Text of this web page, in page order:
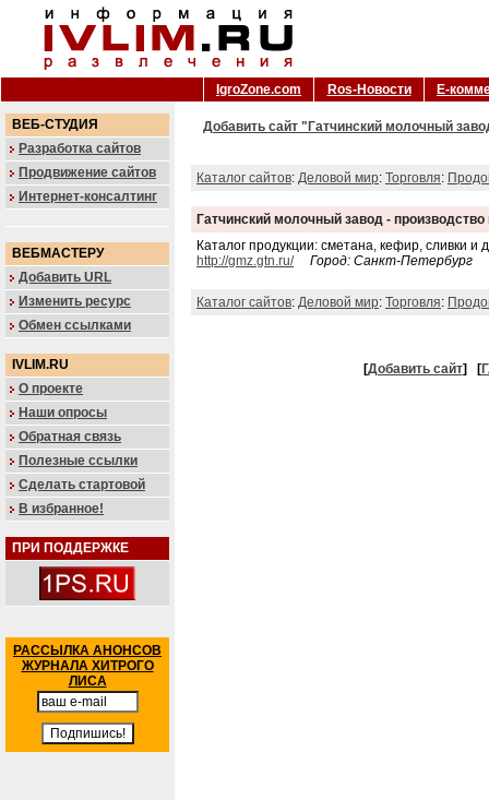
IgroZone.com Ros-Новости Е-
ВЕБ-СТУДИЯ
Разработка сайтов
Продвижение сайтов
Интернет-консалтинг
ВЕБМАСТЕРУ
Добавить URL
Изменить ресурс
Обмен ссылками
IVLIM.RU
О проекте
Наши опросы
Обратная связь
Полезные ссылки
Сделать стартовой
В избранное!
ПРИ ПОДДЕРЖКЕ
РАССЫЛКА АНОНСОВ
ЖУРНАЛА ХИТРОГО
ЛИСА
Добавить сайт "Гатчинский молочный
Каталог сайтов: Деловой мир: Торговля:
Гатчинский молочный завод -
Каталог продукции: сметана, кефир, сливки
http://gmz.gtn.ru/
Город: Санкт-Петербург
Каталог сайтов: Деловой мир: Торговля:
[Добавить сайт] [